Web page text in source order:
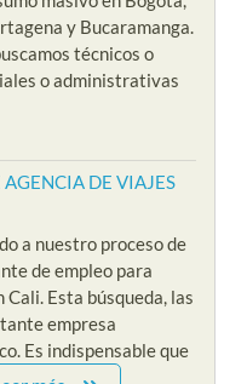
y Bucaramanga.
técnicos o
o administrativas
DE VIAJES
a nuestro proceso de
de empleo para
Esta búsqueda, las
empresa
Es indispensable que